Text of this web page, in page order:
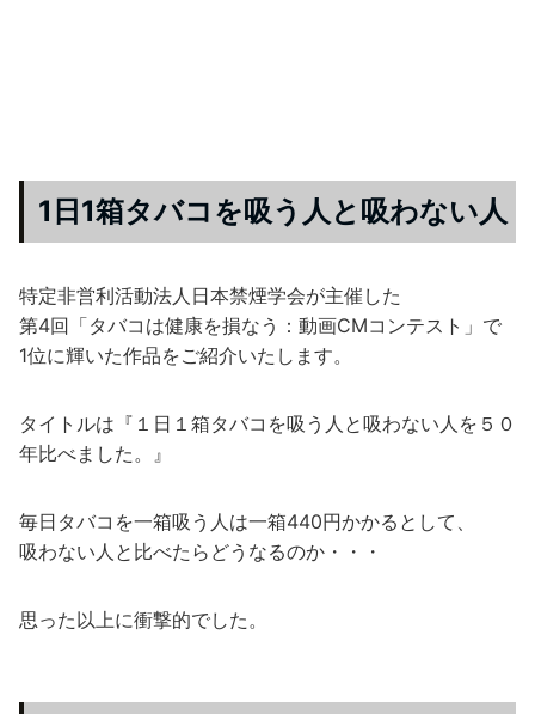
1日1箱タバコを吸う人と吸わない人
特定非営利活動法人日本禁煙学会が主催した
第4回「タバコは健康を損なう：動画CMコンテスト」で
1位に輝いた作品をご紹介いたします。
タイトルは『１日１箱タバコを吸う人と吸わない人を５０
年比べました。』
毎日タバコを一箱吸う人は一箱440円かかるとして、
吸わない人と比べたらどうなるのか・・・
思った以上に衝撃的でした。